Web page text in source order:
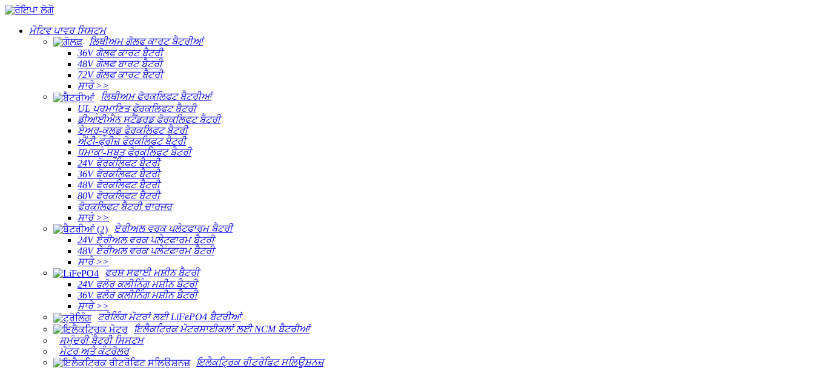
ਮੋਟਿਵ ਪਾਵਰ ਸਿਸਟਮ
ਲਿਥੀਅਮ ਗੋਲਫ ਕਾਰਟ ਬੈਟਰੀਆਂ
36V ਗੋਲਫ ਕਾਰਟ ਬੈਟਰੀ
48V ਗੋਲਫ ਬਾਰਟ ਬੈਟਰੀ
72V ਗੋਲਫ ਕਾਰਟ ਬੈਟਰੀ
ਸਾਰੇ >>
ਲਿਥੀਅਮ ਫੋਰਕਲਿਫਟ ਬੈਟਰੀਆਂ
UL ਪ੍ਰਮਾਣਿਤ ਫੋਰਕਲਿਫਟ ਬੈਟਰੀ
ਡੀਆਈਐਨ ਸਟੈਂਡਰਡ ਫੋਰਕਲਿਫਟ ਬੈਟਰੀ
ਏਅਰ-ਕੂਲਡ ਫੋਰਕਲਿਫਟ ਬੈਟਰੀ
ਐਂਟੀ-ਫ੍ਰੀਜ਼ ਫੋਰਕਲਿਫਟ ਬੈਟਰੀ
ਧਮਾਕਾ-ਸਬੂਤ ਫੋਰਕਲਿਫਟ ਬੈਟਰੀ
24V ਫੋਰਕਲਿਫਟ ਬੈਟਰੀ
36V ਫੋਰਕਲਿਫਟ ਬੈਟਰੀ
48V ਫੋਰਕਲਿਫਟ ਬੈਟਰੀ
80V ਫੋਰਕਲਿਫਟ ਬੈਟਰੀ
ਫੋਰਕਲਿਫਟ ਬੈਟਰੀ ਚਾਰਜਰ
ਸਾਰੇ >>
ਏਰੀਅਲ ਵਰਕ ਪਲੇਟਫਾਰਮ ਬੈਟਰੀ
24V ਏਰੀਅਲ ਵਰਕ ਪਲੇਟਫਾਰਮ ਬੈਟਰੀ
48V ਏਰੀਅਲ ਵਰਕ ਪਲੇਟਫਾਰਮ ਬੈਟਰੀ
ਸਾਰੇ >>
ਫਰਸ਼ ਸਫਾਈ ਮਸ਼ੀਨ ਬੈਟਰੀ
24V ਫਲੋਰ ਕਲੀਨਿੰਗ ਮਸ਼ੀਨ ਬੈਟਰੀ
36V ਫਲੋਰ ਕਲੀਨਿੰਗ ਮਸ਼ੀਨ ਬੈਟਰੀ
ਸਾਰੇ >>
ਟਰੋਲਿੰਗ ਮੋਟਰਾਂ ਲਈ LiFePO4 ਬੈਟਰੀਆਂ
ਇਲੈਕਟ੍ਰਿਕ ਮੋਟਰਸਾਈਕਲਾਂ ਲਈ NCM ਬੈਟਰੀਆਂ
ਸਮੁੰਦਰੀ ਬੈਟਰੀ ਸਿਸਟਮ
ਮੋਟਰ ਅਤੇ ਕੰਟਰੋਲਰ
ਇਲੈਕਟ੍ਰਿਕ ਰੀਟਰੋਫਿਟ ਸਲਿਊਸ਼ਨਜ਼